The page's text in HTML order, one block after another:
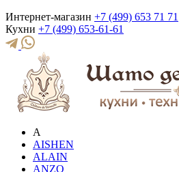
Интернет-магазин +7 (499) 653 71 71
Кухни +7 (499) 653-61-61
A
AISHEN
ALAIN
ANZO